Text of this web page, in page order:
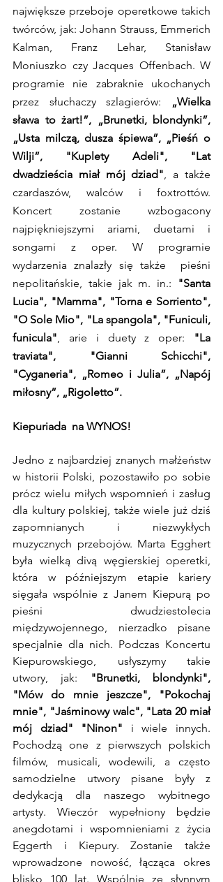
największe przeboje operetkowe takich
twórców, jak: Johann Strauss, Emmerich
Kalman, Franz Lehar, Stanisław
Moniuszko czy Jacques Offenbach. W
programie nie zabraknie ukochanych
przez słuchaczy szlagierów:
„Wielka
sława to żart!”, „Brunetki, blondynki”,
„Usta milczą, dusza śpiewa”, „Pieśń o
Wilji”, "Kuplety Adeli", "Lat
dwadzieścia miał mój dziad", a także
czardaszów, walców i foxtrottów.
Koncert zostanie wzbogacony
najpiękniejszymi ariami, duetami i
songami z oper. W programie
wydarzenia znalazły się także  pieśni
nepolitańskie, takie jak m. in.:
"Santa
Lucia", "Mamma", "Torna e Sorriento",
"O Sole Mio", "La spangola", "Funiculi,
funicula", arie i duety z oper:
"La
traviata", "Gianni Schicchi",
"Cyganeria", „Romeo i Julia”, „Napój
miłosny”, „Rigoletto”.
Kiepuriada  na WYNOS!
Jedno z najbardziej znanych małżeństw
w historii Polski, pozostawiło po sobie
prócz wielu miłych wspomnień i zasług
dla kultury polskiej, także wiele już dziś
zapomnianych i niezwykłych
muzycznych przebojów. Marta Egghert
była wielką divą węgierskiej operetki,
która w późniejszym etapie kariery
sięgała wspólnie z Janem Kiepurą po
pieśni dwudziestolecia
międzywojennego, nierzadko pisane
specjalnie dla nich. Podczas Koncertu
Kiepurowskiego, usłyszymy takie
utwory, jak:
"Brunetki, blondynki",
"Mów do mnie jeszcze", "Pokochaj
mnie", "Jaśminowy walc", "Lata 20 miał
mój dziad" "Ninon" i wiele innych.
Pochodzą one z pierwszych polskich
filmów, musicali, wodewili, a często
samodzielne utwory pisane były z
dedykacją dla naszego wybitnego
artysty. Wieczór wypełniony będzie
anegdotami i wspomnieniami z życia
Eggerth i Kiepury. Zostanie także
wprowadzone nowość, łącząca okres
blisko 100 lat. Wspólnie ze słynnym